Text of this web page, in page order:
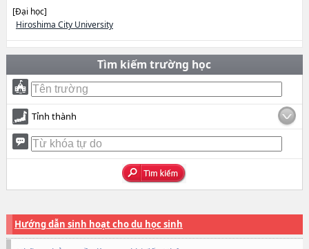
[Đại học]
Hiroshima City University
Tìm kiếm trường học
Tỉnh thành
Hướng dẫn sinh hoạt cho du học sinh